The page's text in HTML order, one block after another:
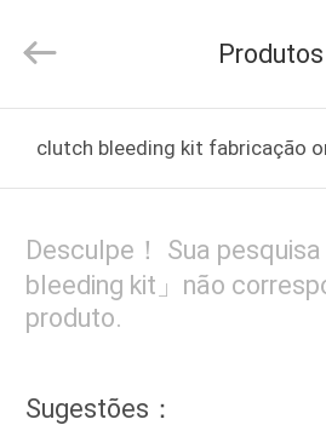
SOBRE
NÓS
EXCURSÃO
Rights
by
Produtos
clutch bleeding kit fabricação
Desculpe！ Sua
bleeding kit」não
produto.
Sugestões：